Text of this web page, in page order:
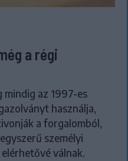
a régi
mindig az 1997-es
használja,
a forgalomból,
személyi
válnak.